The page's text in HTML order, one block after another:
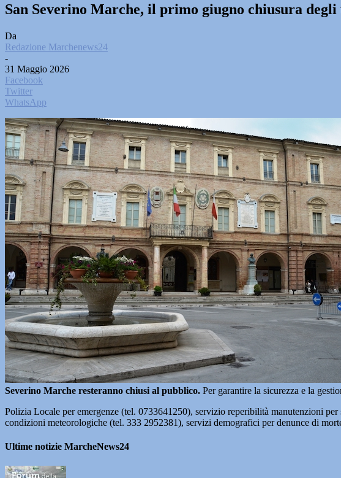
San Severino Marche, il primo giugno chiusura
Da
Redazione Marchenews24
-
31 Maggio 2026
Facebook
Twitter
WhatsApp
Severino Marche resteranno chiusi al pubblico. Per garantire la sicurezza e la
Polizia Locale per emergenze (tel. 0733641250), servizio reperibilità manutenzioni
condizioni meteorologiche (tel. 333 2952381), servizi demografici per denunce di
Ultime notizie MarcheNews24